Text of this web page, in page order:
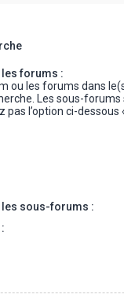
forums :
ou les forums dans
Les sous-
pas l’option ci-dessous
les sous-forums :